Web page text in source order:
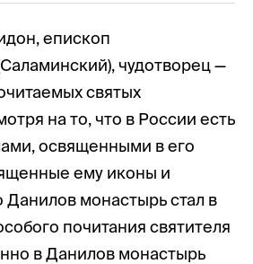
епископ
чудотворец —
святых
на то, что в России есть
освященными в его
ему иконы и
Данилов монастырь стал в
почитания святителя
в Данилов монастырь